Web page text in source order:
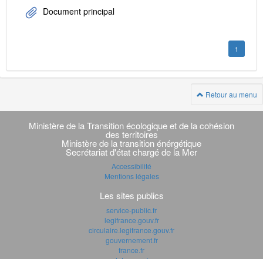
Document principal
1
Retour au menu
Navigation
transverse
Ministère de la Transition écologique et de la cohésion
des territoires
Ministère de la transition énérgétique
Secrétariat d'état chargé de la Mer
Accessibilité
Mentions légales
Les sites publics
service-public.fr
legifrance.gouv.fr
circulaire.legifrance.gouv.fr
gouvernement.fr
france.fr